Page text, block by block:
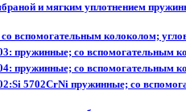
и мягким уплотнением
вспомогательным колоколом;
пружинные; со вспомогательным
пружинные; со вспомогательным
5702CrNi пружинные; со